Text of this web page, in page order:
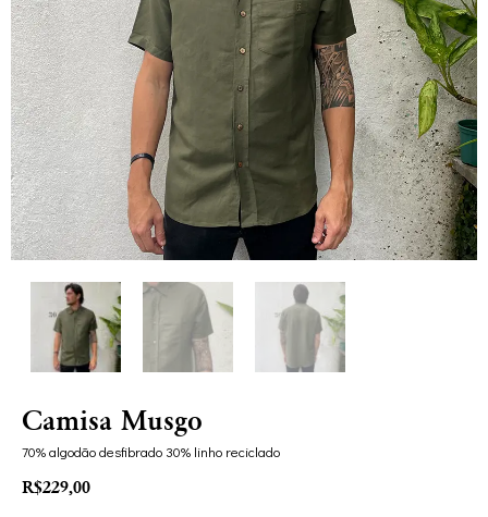
Camisa Musgo
70% algodão desfibrado 30% linho reciclado
R$229,00